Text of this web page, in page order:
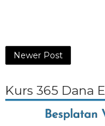
Newer Post
Kurs 365 Dana